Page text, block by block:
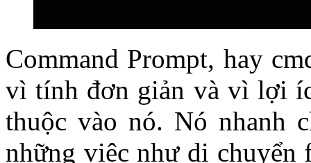
Command Prompt, hay
vì tính đơn giản và vì lợi
thuộc vào nó. Nó nhanh
những việc như di chuyển